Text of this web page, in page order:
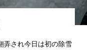
弄され今日は初の除雪